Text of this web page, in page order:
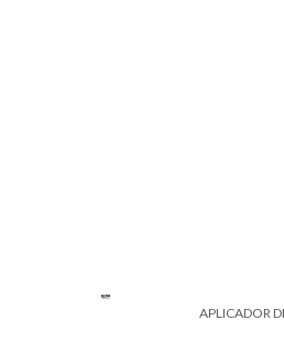
APLICADOR